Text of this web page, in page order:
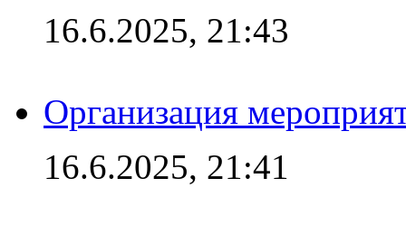
16.6.2025, 21:43
Организация
16.6.2025, 21:41